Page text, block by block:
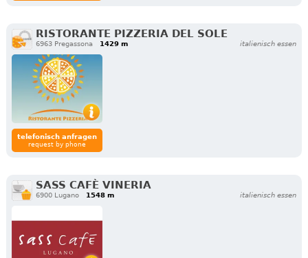
RISTORANTE PIZZERIA DEL SOLE
6963 Pregassona 1429 m italienisch essen
telefonisch anfragen
request by phone
SASS CAFÈ VINERIA
6900 Lugano 1548 m italienisch essen